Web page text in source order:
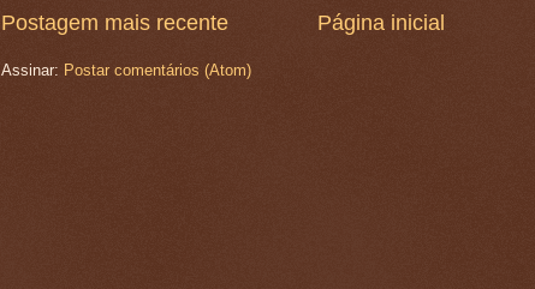
Postagem mais recente Página inicial
Assinar: Postar comentários (Atom)